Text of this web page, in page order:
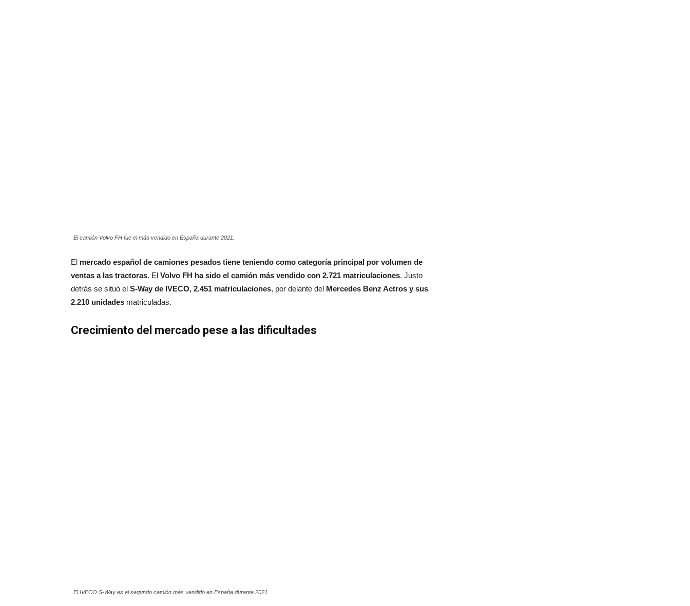
El camión Volvo FH fue el más vendido en España durante 2021.
El mercado español de camiones pesados tiene teniendo como categoría principal por volumen de
ventas a las tractoras. El Volvo FH ha sido el camión más vendido con 2.721 matriculaciones. Justo
detrás se situó el S-Way de IVECO, 2.451 matriculaciones, por delante del Mercedes Benz Actros y sus
2.210 unidades matriculadas.
Crecimiento del mercado pese a las dificultades
El IVECO S-Way es el segundo camión más vendido en España durante 2021.